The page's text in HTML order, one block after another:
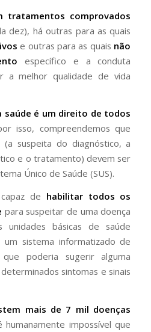
tratamentos comprovados
dez), há outras para as quais
e outras para as quais não
específico e a conduta
a melhor qualidade de vida
saúde é um direito de todos
isso, compreendemos que
suspeita do diagnóstico, a
e o tratamento) devem ser
Único de Saúde (SUS).
de habilitar todos os
para suspeitar de uma doença
básicas de saúde
sistema informatizado de
que poderia sugerir alguma
sintomas e sinais
mais de 7 mil doenças
impossível que